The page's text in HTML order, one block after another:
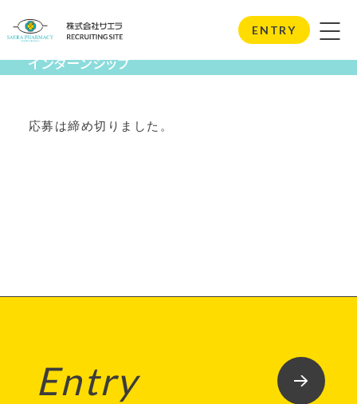
ENTRY
Internship
インターンシップ
応募は締め切りました。
Entry